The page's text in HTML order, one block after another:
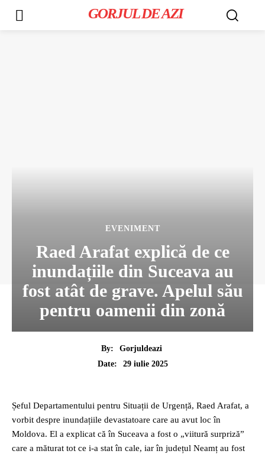
GORJUL DE AZI
EVENIMENT
Raed Arafat explică de ce
inundațiile din Suceava au
fost atât de grave. Apelul său
pentru oamenii din zonă
By:
Gorjuldeazi
Date:
29 iulie 2025
Șeful Departamentului pentru Situații de Urgență, Raed Arafat, a
vorbit despre inundațiile devastatoare care au avut loc în
Moldova. El a explicat că în Suceava a fost o „viitură surpriză”
care a măturat tot ce i-a stat în cale, iar în județul Neamț au fost